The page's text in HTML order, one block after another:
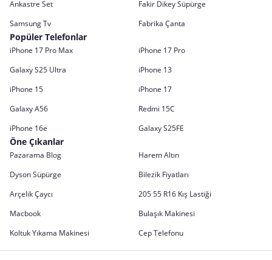
Ankastre Set
Fakir Dikey Süpürge
Samsung Tv
Fabrika Çanta
Popüler Telefonlar
iPhone 17 Pro Max
iPhone 17 Pro
Galaxy S25 Ultra
iPhone 13
iPhone 15
iPhone 17
Galaxy A56
Redmi 15C
iPhone 16e
Galaxy S25FE
Öne Çıkanlar
Pazarama Blog
Harem Altın
Dyson Süpürge
Bilezik Fiyatları
Arçelik Çaycı
205 55 R16 Kış Lastiği
Macbook
Bulaşık Makinesi
Koltuk Yıkama Makinesi
Cep Telefonu